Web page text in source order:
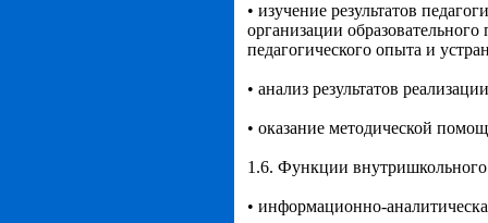
• изучение результатов
организации
педагогического опыта и
• анализ результатов
• оказание методической
1.6. Функции внутришкольного
• информационно-